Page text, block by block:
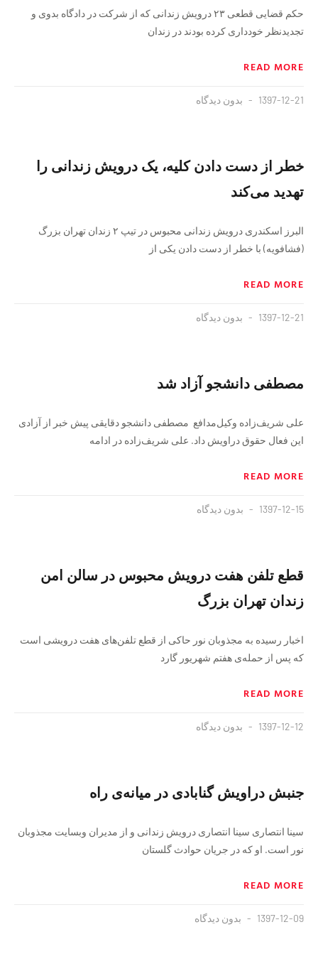
حکم قضایی قطعی ۲۳ درویش زندانی که از شرکت در دادگاه بدوی و
تجدیدنظر خودداری کرده بودند در زندان
READ MORE
1397-12-21 بدون دیدگاه
خطر از دست دادن کلیه، یک درویش زندانی را
تهدید می‌کند
البرز اسکندری درویش زندانی محبوس در تیپ ۲ زندان تهران بزرگ
(فشافویه) با خطر از دست دادن یکی از
READ MORE
1397-12-21 بدون دیدگاه
مصطفی دانشجو آزاد شد
علی شریف‌زاده وکیل‌مدافع مصطفی دانشجو دقایقی پیش خبر از آزادی
این فعال حقوق دراویش داد. علی شریف‌زاده در ادامه
READ MORE
1397-12-15 بدون دیدگاه
قطع تلفن هفت درویش محبوس در سالن امن
زندان تهران بزرگ
اخبار رسیده به مجذوبان نور حاکی از قطع تلفن‌های هفت درویشی است
که پس از حمله‌ی هفتم شهریور گارد
READ MORE
1397-12-12 بدون دیدگاه
جنبش دراویش گنابادی در میانه‌ی راه
سینا انتصاری سینا انتصاری درویش زندانی و از مدیران وبسایت مجذوبان
نور است. او که در جریان حوادث گلستان
READ MORE
1397-12-09 بدون دیدگاه